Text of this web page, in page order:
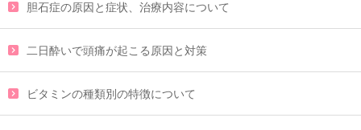
胆石症の原因と症状、治療内容について
二日酔いで頭痛が起こる原因と対策
ビタミンの種類別の特徴について